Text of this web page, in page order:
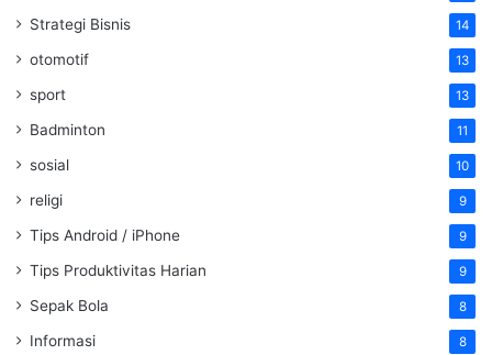
Strategi Bisnis 14
otomotif 13
sport 13
Badminton 11
sosial 10
religi 9
Tips Android / iPhone 9
Tips Produktivitas Harian 9
Sepak Bola 8
Informasi 8